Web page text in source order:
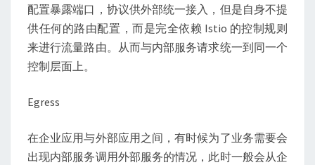
配置暴露端口，协议供外部统一接入，但是自身不提
供任何的路由配置，而是完全依赖 Istio 的控制规则
来进行流量路由。从而与内部服务请求统一到同一个
控制层面上。
Egress
在企业应用与外部应用之间，有时候为了业务需要会
出现内部服务调用外部服务的情况，此时一般会从企